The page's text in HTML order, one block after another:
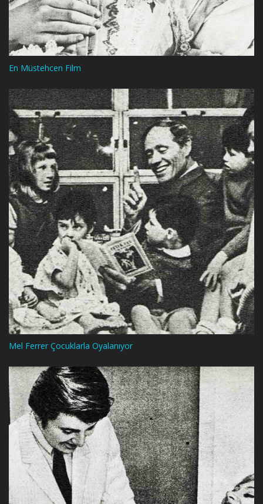
En Müstehcen Film
Mel Ferrer Çocuklarla Oyalanıyor